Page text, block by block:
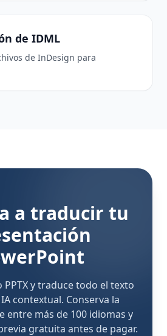
de IDML
de InDesign para
a traducir tu
PPTX y traduce todo el texto
contextual. Conserva la
entre más de 100 idiomas y
gratuita antes de pagar.